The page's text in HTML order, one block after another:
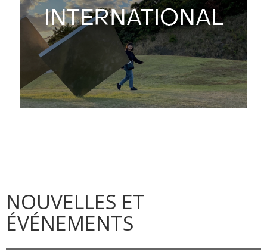
NOUVELLES ET
ÉVÉNEMENTS